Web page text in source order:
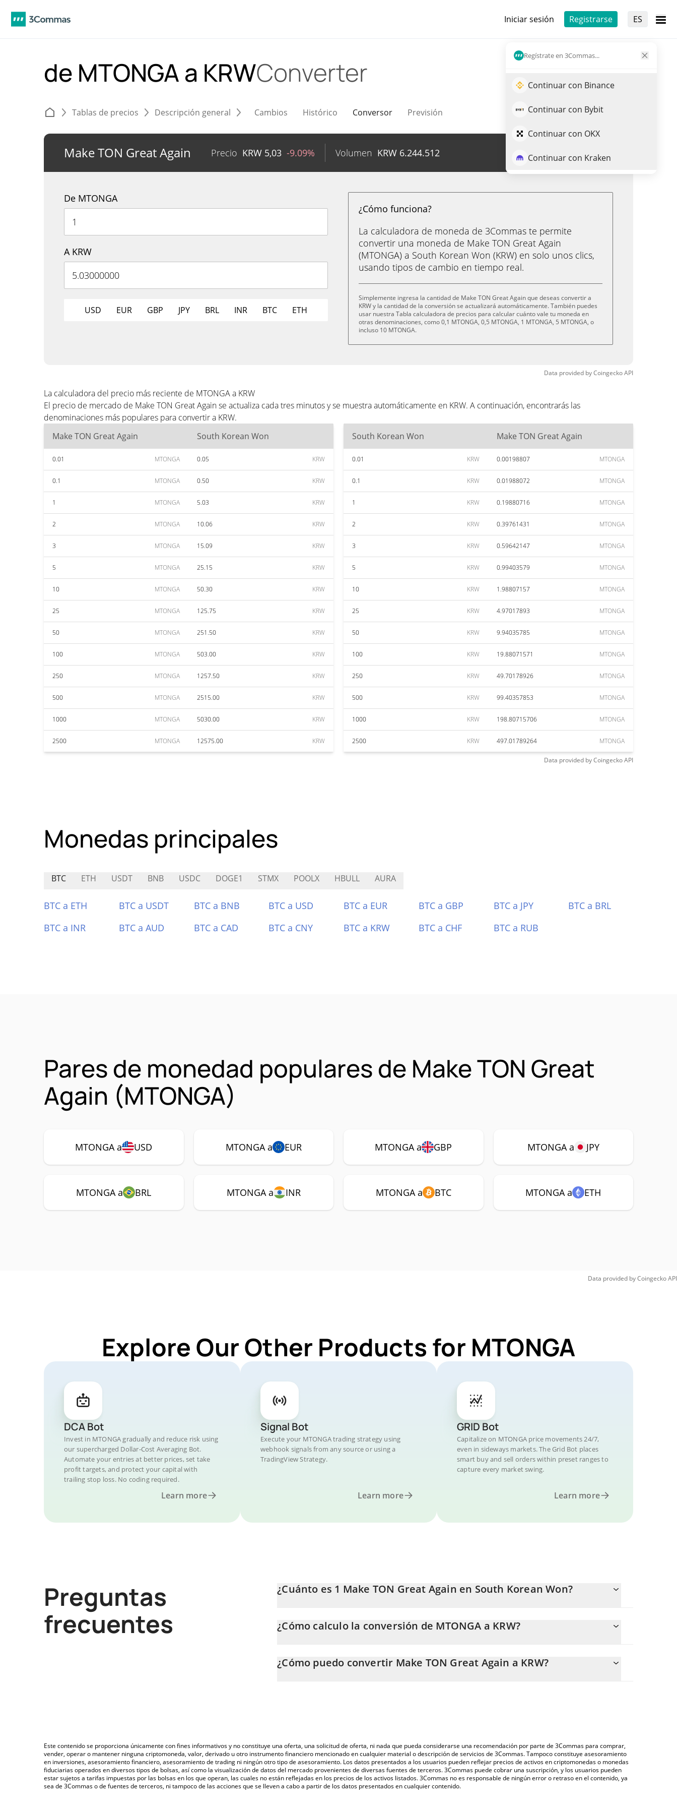
Iniciar sesión Registrarse ES
Regístrate en 3Commas...
Continuar con Binance
Continuar con Bybit
Continuar con OKX
Continuar con Kraken
de MTONGA a KRWConverter
Tablas de precios Descripción general Cambios Histórico Conversor Previsión
Make TON Great Again Precio KRW 5,03 -9.09% Volumen KRW 6.244.512 Opera MTONGA
De MTONGA
A KRW
USD EUR GBP JPY BRL INR BTC ETH
¿Cómo funciona?
La calculadora de moneda de 3Commas te permite
convertir una moneda de Make TON Great Again
(MTONGA) a South Korean Won (KRW) en solo unos clics,
usando tipos de cambio en tiempo real.
Simplemente ingresa la cantidad de Make TON Great Again que deseas convertir a
KRW y la cantidad de la conversión se actualizará automáticamente. También puedes
usar nuestra Tabla calculadora de precios para calcular cuánto vale tu moneda en
otras denominaciones, como 0,1 MTONGA, 0,5 MTONGA, 1 MTONGA, 5 MTONGA, o
incluso 10 MTONGA.
Data provided byCoingeckoAPI
La calculadora del precio más reciente de MTONGA a KRW
El precio de mercado de Make TON Great Again se actualiza cada tres minutos y se muestra automáticamente en KRW. A continuación, encontrarás las
denominaciones más populares para convertir a KRW.
Make TON Great Again
South Korean Won
0.01 MTONGA 0.05 KRW
0.1 MTONGA 0.50 KRW
1 MTONGA 5.03 KRW
2 MTONGA 10.06 KRW
3 MTONGA 15.09 KRW
5 MTONGA 25.15 KRW
10 MTONGA 50.30 KRW
25 MTONGA 125.75 KRW
50 MTONGA 251.50 KRW
100 MTONGA 503.00 KRW
250 MTONGA 1257.50 KRW
500 MTONGA 2515.00 KRW
1000 MTONGA 5030.00 KRW
2500 MTONGA 12575.00 KRW
South Korean Won Make TON Great Again
0.01 KRW 0.00198807 MTONGA
0.1 KRW 0.01988072 MTONGA
1 KRW 0.19880716 MTONGA
2 KRW 0.39761431 MTONGA
3 KRW 0.59642147 MTONGA
5 KRW 0.99403579 MTONGA
10 KRW 1.98807157 MTONGA
25 KRW 4.97017893 MTONGA
50 KRW 9.94035785 MTONGA
100 KRW 19.88071571 MTONGA
250 KRW 49.70178926 MTONGA
500 KRW 99.40357853 MTONGA
1000 KRW 198.80715706 MTONGA
2500 KRW 497.01789264 MTONGA
Data provided byCoingeckoAPI
Monedas principales
BTC ETH USDT BNB USDC DOGE1 STMX POOLX HBULL AURA
BTC a ETH BTC a USDT BTC a BNB BTC a USD BTC a EUR BTC a GBP BTC a JPY
BTC a BRL
BTC a INR
BTC a AUD BTC a CAD BTC a CNY BTC a KRW BTC a CHF BTC a RUB
Pares de monedad populares de Make TON Great
Again (MTONGA)
MTONGA a USD MTONGA a EUR MTONGA a GBP MTONGA a JPY
MTONGA a BRL MTONGA a INR MTONGA a BTC MTONGA a ETH
Data provided byCoingeckoAPI
Explore Our Other Products for MTONGA
DCA Bot
Invest in MTONGA gradually and reduce risk using
our supercharged Dollar-Cost Averaging Bot.
Automate your entries at better prices, set take
profit targets, and protect your capital with
trailing stop loss. No coding required.
Learn more
Signal Bot
Execute your MTONGA trading strategy using
webhook signals from any source or using a
TradingView Strategy.
Learn more
GRID Bot
Capitalize on MTONGA price movements 24/7,
even in sideways markets. The Grid Bot places
smart buy and sell orders within preset ranges to
capture every market swing.
Learn more
Preguntas
frecuentes
¿Cuánto es 1 Make TON Great Again en South Korean Won?
En este momento, 1 Make TON Great Again equivale a 5.03 KRW.
¿Cómo calculo la conversión de MTONGA a KRW?
conversión de MTONGA a KRW. Solo necesitas ingresar la cantidad de Make TON Great Again en el campo
correspondiente, y el valor se convertirá automáticamente a South Korean Won (KRW).
¿Cómo puedo convertir Make TON Great Again a KRW?
Este contenido se proporciona únicamente con fines informativos y no constituye una oferta, una solicitud de oferta, ni nada que pueda considerarse una recomendación por parte de 3Commas para comprar,
vender, operar o mantener ninguna criptomoneda, valor, derivado u otro instrumento financiero mencionado en cualquier material o descripción de servicios de 3Commas. Tampoco constituye asesoramiento
en inversiones, asesoramiento financiero, asesoramiento de trading ni ningún otro tipo de asesoramiento. Los datos presentados a los usuarios pueden reflejar precios de activos en criptomonedas o monedas
fiduciarias operados en diversos tipos de bolsas, así como la visualización de datos del mercado provenientes de diversas fuentes de terceros. 3Commas puede cobrar una suscripción, y los usuarios pueden
estar sujetos a tarifas impuestas por las bolsas en los que operan, las cuales no están reflejadas en los precios de los activos listados. 3Commas no es responsable de ningún error o retraso en el contenido, ya
sea de 3Commas o de fuentes de terceros, ni tampoco de las acciones que se lleven a cabo a partir de los datos presentados en cualquier contenido.